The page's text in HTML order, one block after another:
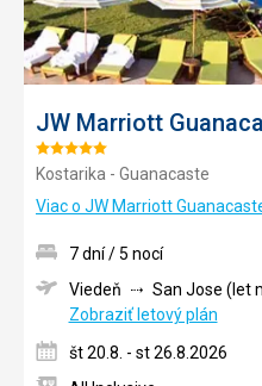
JW Marriott
Hodnotenie:
5/5
Kostarika - Guanacaste
Viac o JW Marriott
7 dní / 5 nocí
Viedeň
San Jose (let
Zobraziť letový plán
št 20.8. - st 26.8.2026